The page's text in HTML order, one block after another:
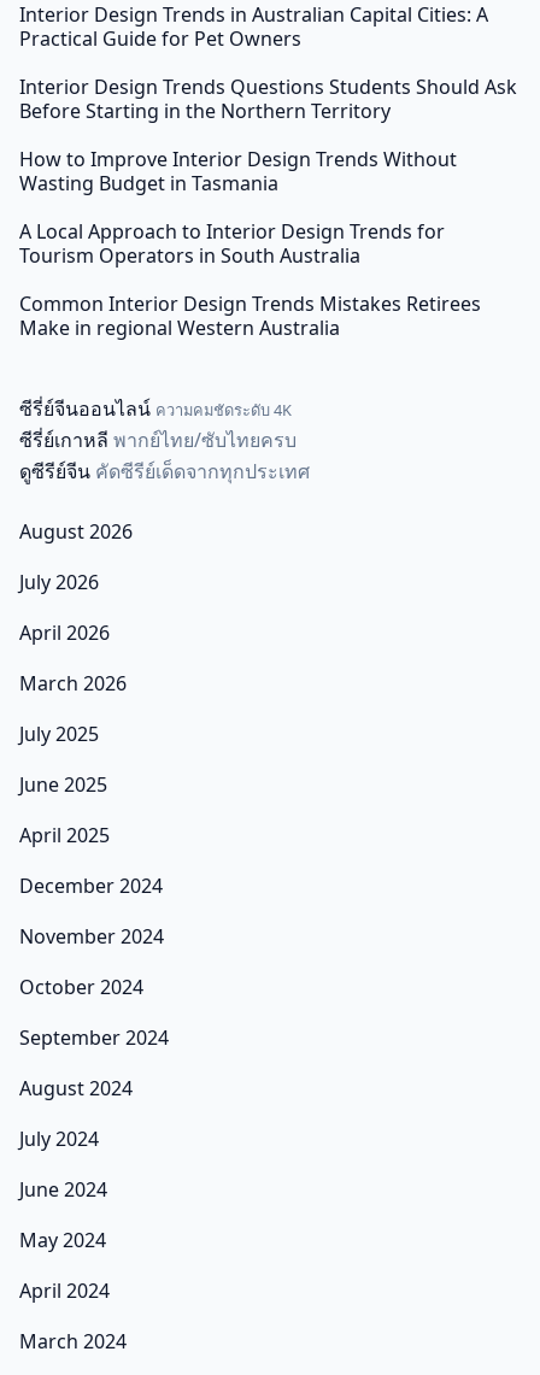
Interior Design Trends in Australian Capital Cities: A
Practical Guide for Pet Owners
Interior Design Trends Questions Students Should Ask
Before Starting in the Northern Territory
How to Improve Interior Design Trends Without
Wasting Budget in Tasmania
A Local Approach to Interior Design Trends for
Tourism Operators in South Australia
Common Interior Design Trends Mistakes Retirees
Make in regional Western Australia
ซีรี่ย์จีนออนไลน์ ความคมชัดระดับ 4K
ซีรี่ย์เกาหลี พากย์ไทย/ซับไทยครบ
ดูซีรีย์จีน คัดซีรีย์เด็ดจากทุกประเทศ
August 2026
July 2026
April 2026
March 2026
July 2025
June 2025
April 2025
December 2024
November 2024
October 2024
September 2024
August 2024
July 2024
June 2024
May 2024
April 2024
March 2024